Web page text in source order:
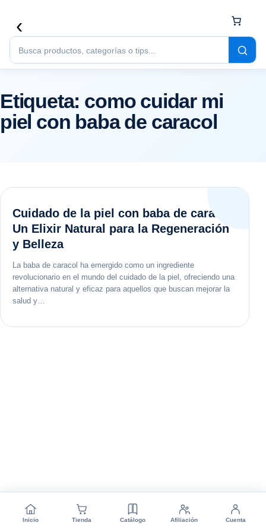
Buscar
productos
Etiqueta: como cuidar mi
piel con baba de caracol
Cuidado de la piel con baba de caracol:
Un Elixir Natural para la Regeneración
y Belleza
La baba de caracol ha emergido como un ingrediente
revolucionario en el mundo del cuidado de la piel, ofreciendo una
alternativa natural y eficaz para aquellos que buscan mejorar la
salud y…
Inicio Tienda Catálogo Afiliación Cuenta